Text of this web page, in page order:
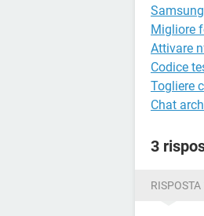
Migliore
Attivare
Codice
Togliere
Chat
3